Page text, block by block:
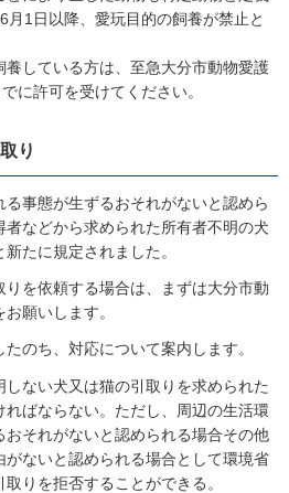
月1日以降、愛玩目的の飼養が禁止と
している方は、至急大分市動物愛護
に許可を受けてください。
り
る事態が生ずるおそれがないと認めら
などから求められた所有者不明の犬
たに規定されました。
を依頼する場合は、まずは大分市動
願いします。
のち、対応について案内します。
ない犬又は猫の引取りを求められた
ばならない。ただし、周辺の生活環
それがないと認められる場合その他
ないと認められる場合として環境省
りを拒否することができる。